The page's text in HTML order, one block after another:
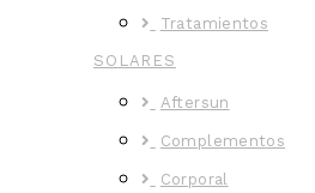
Tratamientos
SOLARES
Aftersun
Complementos
Corporal